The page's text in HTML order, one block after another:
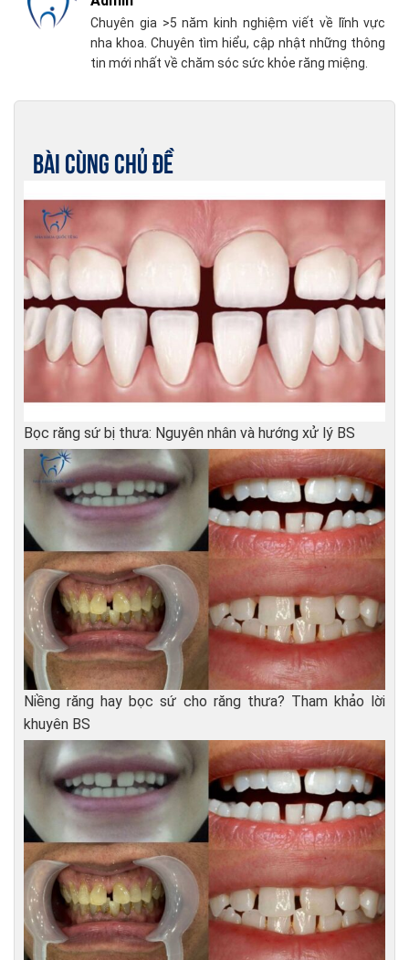
Chuyên gia >5 năm kinh nghiệm viết về lĩnh vực
nha khoa. Chuyên tìm hiểu, cập nhật những thông
tin mới nhất về chăm sóc sức khỏe răng miệng.
Bài cùng chủ đề
Bọc răng sứ bị thưa: Nguyên nhân và hướng xử lý BS
Niềng răng hay bọc sứ cho răng thưa? Tham khảo lời
khuyên BS